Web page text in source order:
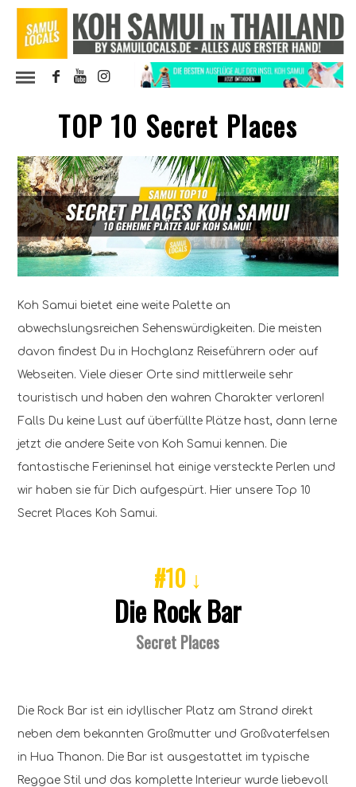
TOP 10 Secret Places
Koh Samui bietet eine weite Palette an
abwechslungsreichen Sehenswürdigkeiten. Die meisten
davon findest Du in Hochglanz Reiseführern oder auf
Webseiten. Viele dieser Orte sind mittlerweile sehr
touristisch und haben den wahren Charakter verloren!
Falls Du keine Lust auf überfüllte Plätze hast, dann lerne
jetzt die andere Seite von Koh Samui kennen. Die
fantastische Ferieninsel hat einige versteckte Perlen und
wir haben sie für Dich aufgespürt. Hier unsere Top 10
Secret Places Koh Samui.
#10 ↓
Die Rock Bar
Secret Places
Die Rock Bar ist ein idyllischer Platz am Strand direkt
neben dem bekannten Großmutter und Großvaterfelsen
in Hua Thanon. Die Bar ist ausgestattet im typische
Reggae Stil und das komplette Interieur wurde liebevoll